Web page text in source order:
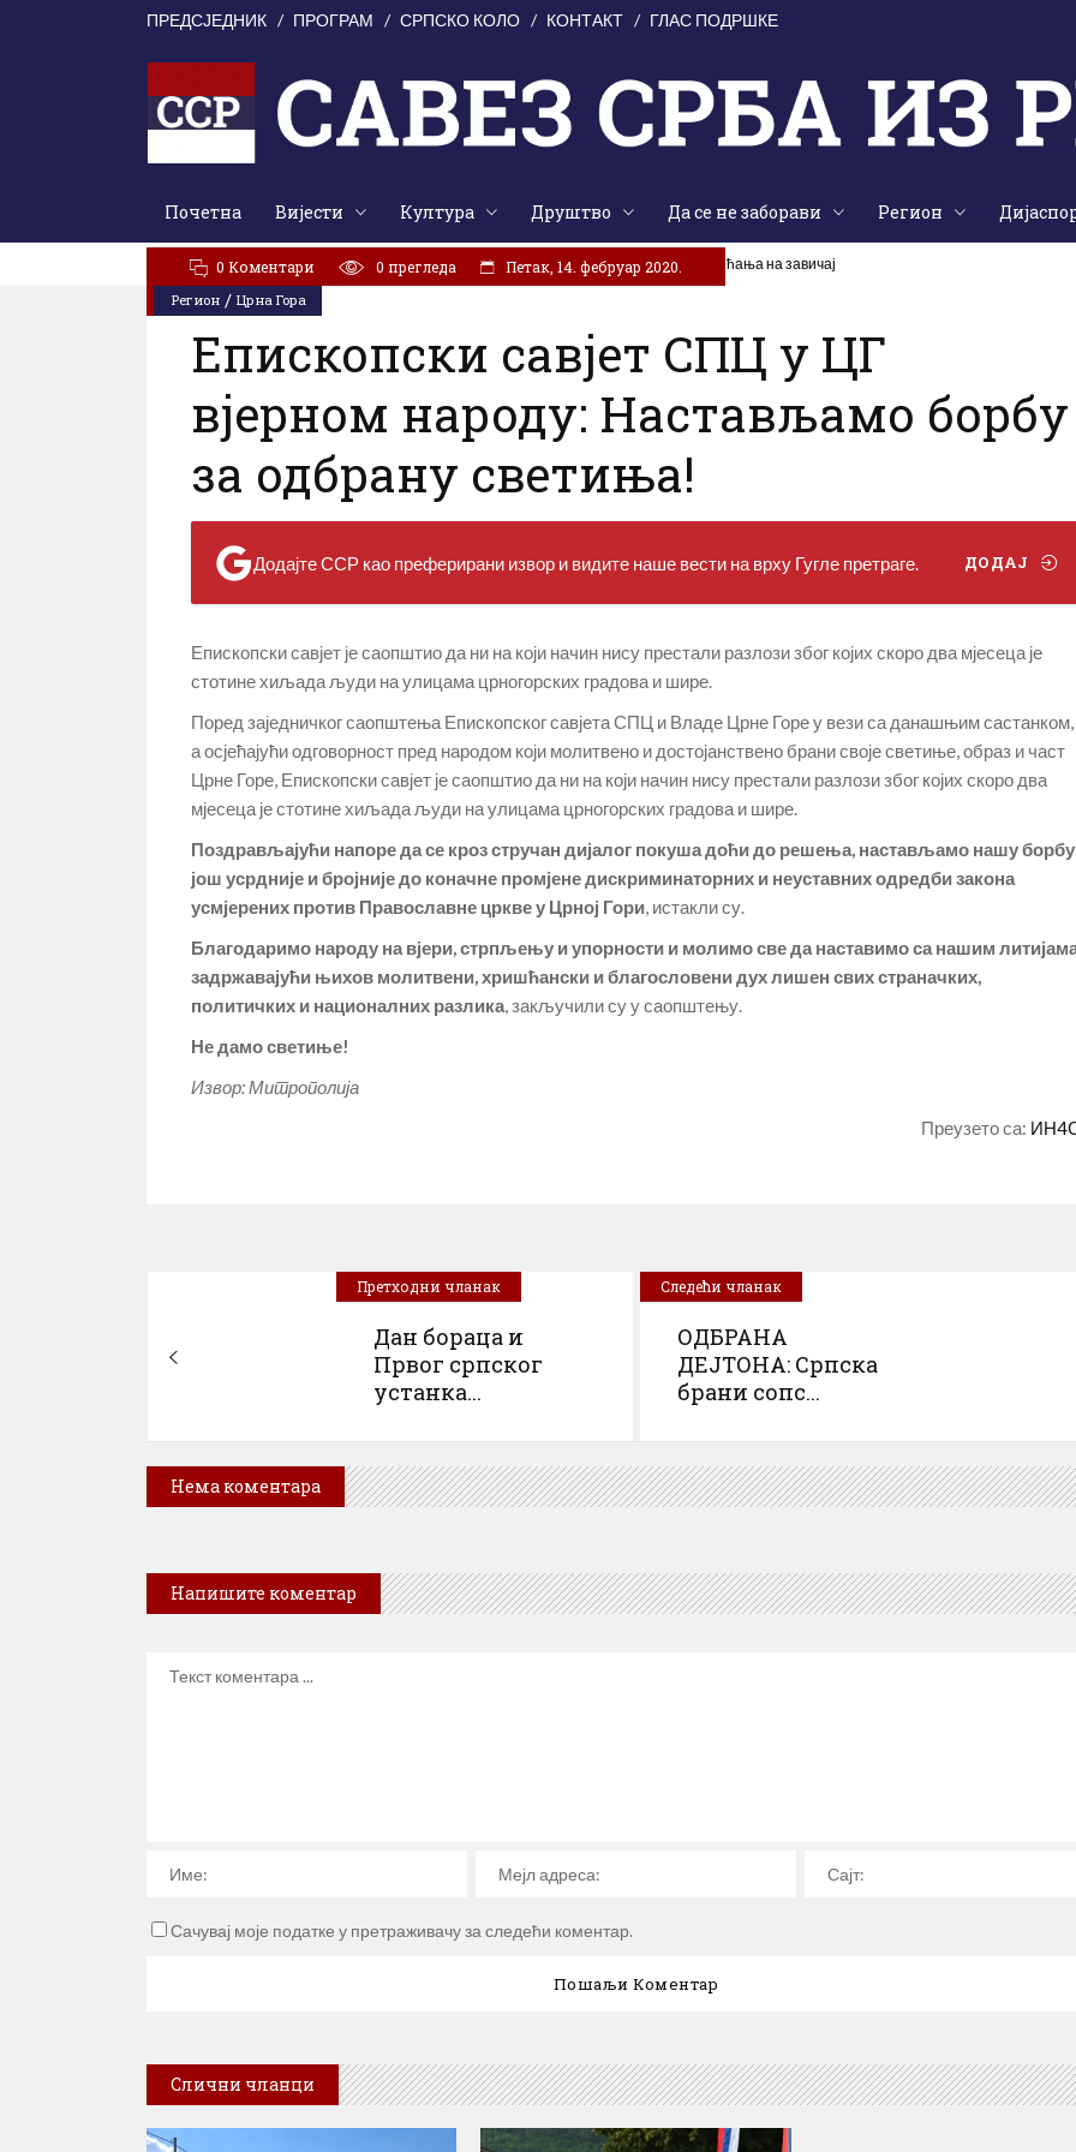
ПРЕДСЈЕДНИК ПРОГРАМ СРПСКО КОЛО КОНТАКТ ГЛАС ПОДРШКЕ
Почетна Вијести Култура Друштво Да се не заборави Регион
АКТУЕЛНО:
Свети Илија окупио Кордунаше: У духу заједништва, традиције и сјећања на завичај
Регион / Црна Гора
0 Коментари 0 прегледа Петак, 14. фебруар 2020.
Епископски савјет СПЦ у ЦГ
вјерном народу: Настављамо борбу
за одбрану светиња!
Додајте ССР као преферирани извор и видите наше вести на врху Гугле претраге. ДОДАЈ
Епископски савјет је саопштио да ни на који начин нису престали разлози због којих скоро два мјесеца је
стотине хиљада људи на улицама црногорских градова и шире.
Поред заједничког саопштења Епископског савјета СПЦ и Владе Црне Горе у вези са данашњим састанком,
а осјећајући одговорност пред народом који молитвено и достојанствено брани своје светиње, образ и част
Црне Горе, Епископски савјет је саопштио да ни на који начин нису престали разлози због којих скоро два
мјесеца је стотине хиљада људи на улицама црногорских градова и шире.
Поздрављајући напоре да се кроз стручан дијалог покуша доћи до решења, настављамо нашу борбу
још усрдније и бројније до коначне промјене дискриминаторних и неуставних одредби закона
усмјерених против Православне цркве у Црној Гори, истакли су.
Благодаримо народу на вјери, стрпљењу и упорности и молимо све да наставимо са нашим
задржавајући њихов молитвени, хришћански и благословени дух лишен свих страначких,
политичких и националних разлика, закључили су у саопштењу.
Не дамо светиње!
Извор: Митрополија
Преузето са:
Претходни чланак
Дан бораца и
Првог српског
устанка...
Следећи чланак
ОДБРАНА
ДЕЈТОНА: Српска
брани сопс...
Нема коментара
Напишите коментар
Сачувај моје податке у претраживачу за следећи коментар.
Слични чланци